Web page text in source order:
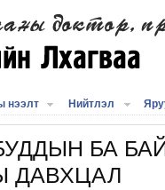
нээлт Нийтлэл
БА
ДАВХЦАЛ